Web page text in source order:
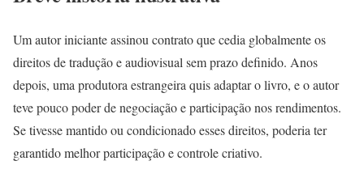
Um autor iniciante assinou contrato que cedia globalmente os
direitos de tradução e audiovisual sem prazo definido. Anos
depois, uma produtora estrangeira quis adaptar o livro, e o autor
teve pouco poder de negociação e participação nos rendimentos.
Se tivesse mantido ou condicionado esses direitos, poderia ter
garantido melhor participação e controle criativo.